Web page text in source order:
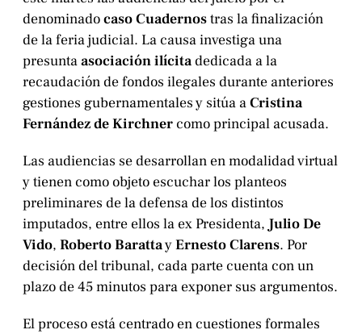
denominadocaso Cuadernostras la finalización
de la feria judicial. La causa investiga una
presuntaasociación ilícitadedicada a la
recaudación de fondos ilegales durante anteriores
gestiones gubernamentales y sitúa aCristina
Fernández de Kirchner como principal acusada.
Las audiencias se desarrollan en modalidad virtual
y tienen como objeto escuchar los planteos
preliminares de la defensa de los distintos
imputados, entre ellos la ex Presidenta, Julio De
Vido, Roberto BarattayErnesto Clarens. Por
decisión del tribunal, cada parte cuenta con un
plazo de 45 minutos para exponer sus argumentos.
El proceso está centrado en cuestiones formales